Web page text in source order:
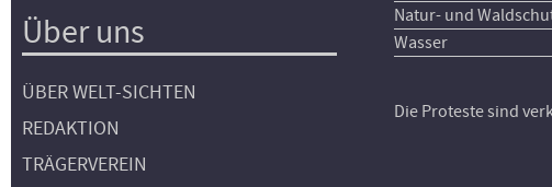
Über uns
ÜBER WELT-SICHTEN
REDAKTION
TRÄGERVEREIN
Natur- und
Wasser
Die Proteste sind